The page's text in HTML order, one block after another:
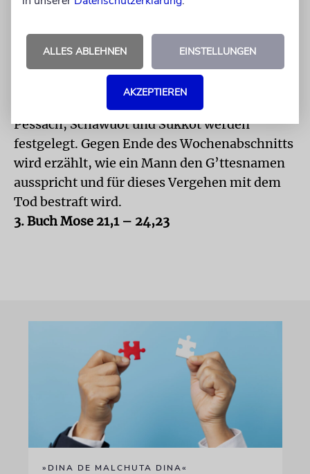
Verhaltensregeln für die Priester und ihre
die Opfertiere beschaffen sein müssen.
Außerdem werden kalendarische Angaben zu
den Feiertagen gemacht: Schabbat, Rosch
Haschana, Jom Kippur und die Wallfahrtsfeste
Pessach, Schawuot und Sukkot werden
festgelegt. Gegen Ende des Wochenabschnitts
wird erzählt, wie ein Mann den G’ttesnamen
ausspricht und für dieses Vergehen mit dem
Tod bestraft wird.
3. Buch Mose 21,1 – 24,23
»DINA DE MALCHUTA DINA«
ALLES ABLEHNEN EINSTELLUNGEN
AKZEPTIEREN